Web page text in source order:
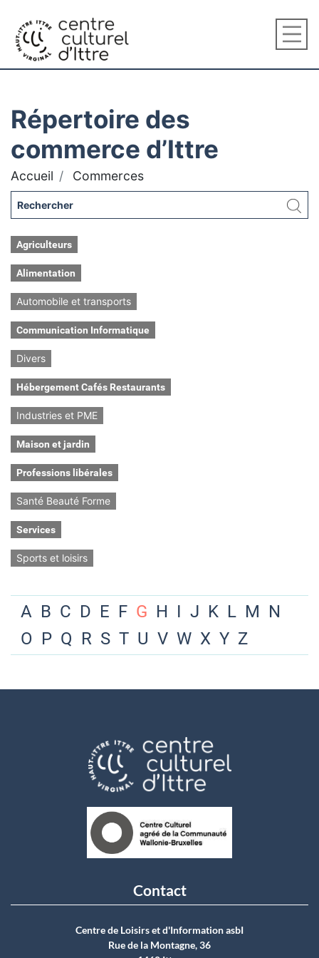
Répertoire des
commerce d’Ittre
Accueil Commerces
Agriculteurs
Alimentation
Automobile et transports
Communication Informatique
Divers
Hébergement Cafés Restaurants
Industries et PME
Maison et jardin
Professions libérales
Santé Beauté Forme
Services
Sports et loisirs
A B C D E F G H I J K L M N
O P Q R S T U V W X Y Z
Contact
Centre de Loisirs et d'Information asbI
Rue de la Montagne, 36